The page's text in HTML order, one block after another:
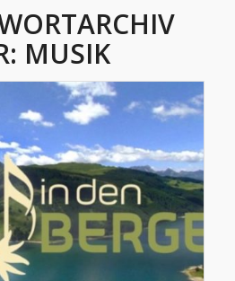
MUSIK